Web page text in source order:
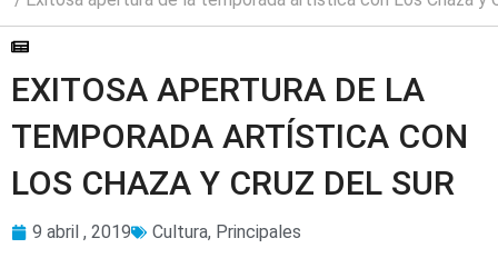
EXITOSA APERTURA DE LA
TEMPORADA ARTÍSTICA CON
LOS CHAZA Y CRUZ DEL SUR
9 abril , 2019 Cultura, Principales